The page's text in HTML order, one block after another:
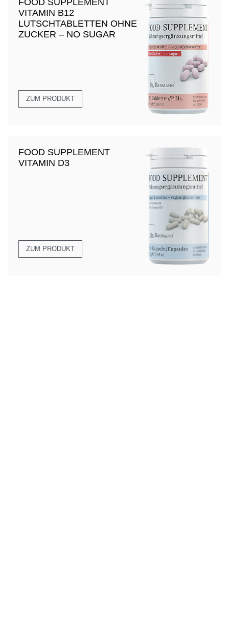
VITAMIN B12
LUTSCHTABLETTEN OHNE
ZUCKER – NO SUGAR
ZUM PRODUKT
FOOD SUPPLEMENT
VITAMIN D3
ZUM PRODUKT